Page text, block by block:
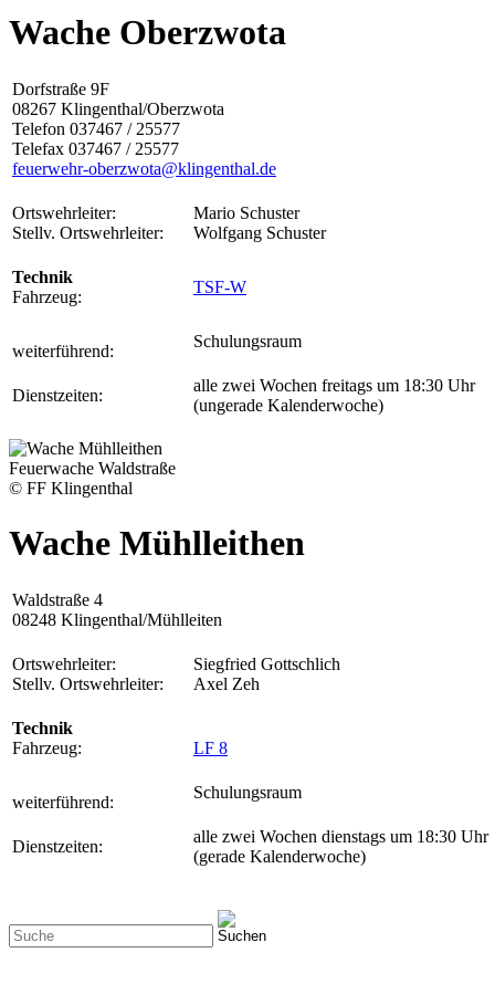
Wache Oberzwota
Dorfstraße 9F
08267 Klingenthal/Oberzwota
Telefon 037467 / 25577
Telefax 037467 / 25577
feuerwehr-oberzwota@klingenthal.de
Ortswehrleiter:
Stellv. Ortswehrleiter:
Mario Schuster
Wolfgang Schuster
Technik
Fahrzeug:
TSF-W
weiterführend:
Schulungsraum
Dienstzeiten:
alle zwei Wochen freitags um 18:30 Uhr
(ungerade Kalenderwoche)
Feuerwache Waldstraße
© FF Klingenthal
Wache Mühlleithen
Waldstraße 4
08248 Klingenthal/Mühlleiten
Ortswehrleiter:
Stellv. Ortswehrleiter:
Siegfried Gottschlich
Axel Zeh
Technik
Fahrzeug:
LF 8
weiterführend:
Schulungsraum
Dienstzeiten:
alle zwei Wochen dienstags um 18:30 Uhr
(gerade Kalenderwoche)